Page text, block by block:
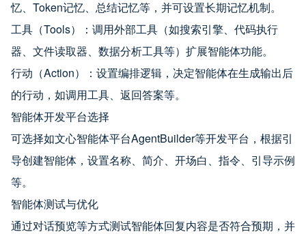
忆、Token记忆、总结记忆等，并可设置长期记忆机制。
工具（Tools）：调用外部工具（如搜索引擎、代码执行
器、文件读取器、数据分析工具等）扩展智能体功能。
行动（Action）：设置编排逻辑，决定智能体在生成输出后
的行动，如调用工具、返回答案等。
智能体开发平台选择
可选择如文心智能体平台AgentBuilder等开发平台，根据引
导创建智能体，设置名称、简介、开场白、指令、引导示例
等。
智能体测试与优化
通过对话预览等方式测试智能体回复内容是否符合预期，并